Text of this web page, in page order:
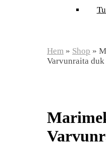
Hem » Shop »
Varvunraita